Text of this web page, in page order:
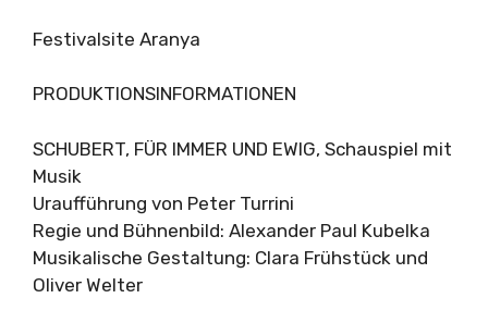
Festivalsite Aranya
PRODUKTIONSINFORMATIONEN
SCHUBERT, FÜR IMMER UND EWIG, Schauspiel mit
Musik
Uraufführung von Peter Turrini
Regie und Bühnenbild: Alexander Paul Kubelka
Musikalische Gestaltung: Clara Frühstück und
Oliver Welter